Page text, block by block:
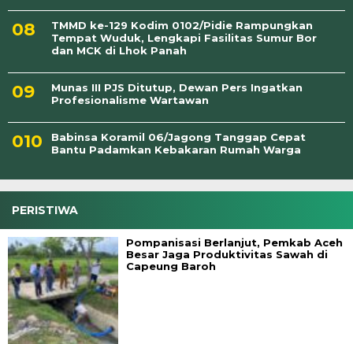
TMMD ke-129 Kodim 0102/Pidie Rampungkan
Tempat Wuduk, Lengkapi Fasilitas Sumur Bor
dan MCK di Lhok Panah
Munas III PJS Ditutup, Dewan Pers Ingatkan
Profesionalisme Wartawan
Babinsa Koramil 06/Jagong Tanggap Cepat
Bantu Padamkan Kebakaran Rumah Warga
PERISTIWA
Pompanisasi Berlanjut, Pemkab Aceh
Besar Jaga Produktivitas Sawah di
Capeung Baroh